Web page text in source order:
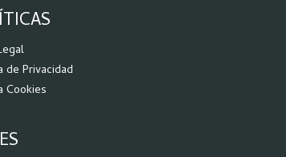
de Privacidad
Cookies